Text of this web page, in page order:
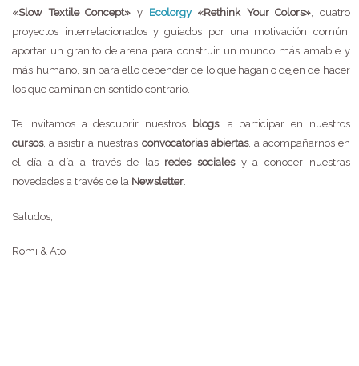
«Slow Textile Concept» y Ecolorgy «Rethink Your Colors» , cuatro
proyectos interrelacionados y guiados por una motivación común:
aportar un granito de arena para construir un mundo más amable y
más humano, sin para ello depender de lo que hagan o dejen de hacer
los que caminan en sentido contrario.
Te invitamos a descubrir nuestros blogs, a participar en nuestros
cursos, a asistir a nuestras convocatorias abiertas, a acompañarnos en
el día a día a través de las redes socialesy a conocer nuestras
novedades a través de la Newsletter.
Saludos,
Romi & Ato